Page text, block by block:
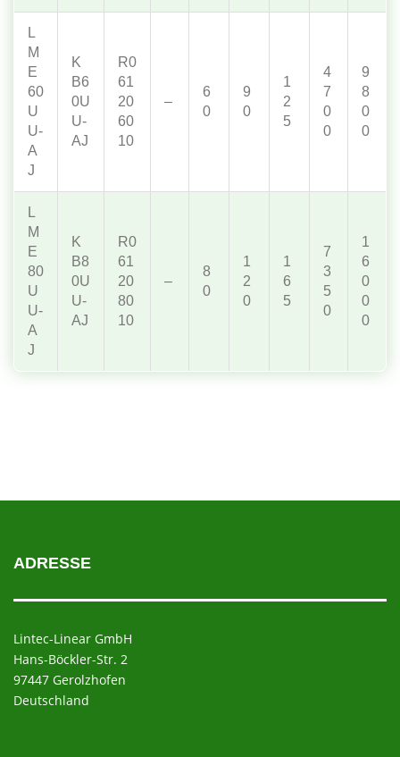
L
M
E
60
U
U-
A
J
K
B6
0U
U-
AJ
R0
61
20
60
10
–
6
0
9
0
1
2
5
4
7
0
0
9
8
0
0
L
M
E
80
U
U-
A
J
K
B8
0U
U-
AJ
R0
61
20
80
10
–
8
0
1
2
0
1
6
5
7
3
5
0
1
6
0
0
0
ADRESSE
Lintec-Linear GmbH
Hans-Böckler-Str. 2
97447 Gerolzhofen
Deutschland